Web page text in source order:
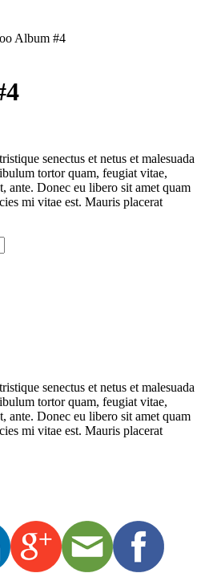
Album #4
senectus et netus et malesuada
tortor quam, feugiat vitae,
ante. Donec eu libero sit amet quam
mi vitae est. Mauris placerat
senectus et netus et malesuada
tortor quam, feugiat vitae,
ante. Donec eu libero sit amet quam
mi vitae est. Mauris placerat